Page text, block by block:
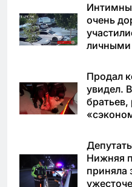
очень
Продал
увидел.
Нижняя
приняла